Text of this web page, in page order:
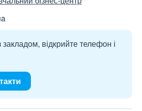
відкрийте телефон і